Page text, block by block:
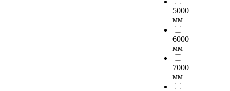
5000
мм
6000
мм
7000
мм